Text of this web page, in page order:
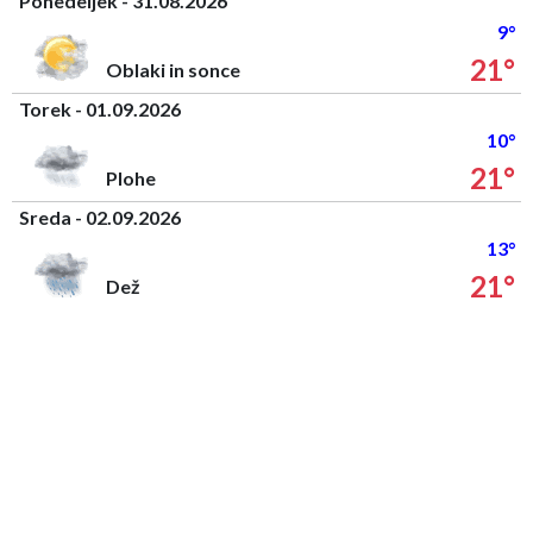
9°
Oblaki in sonce
21°
Torek - 01.09.2026
10°
Plohe
21°
Sreda - 02.09.2026
13°
Dež
21°